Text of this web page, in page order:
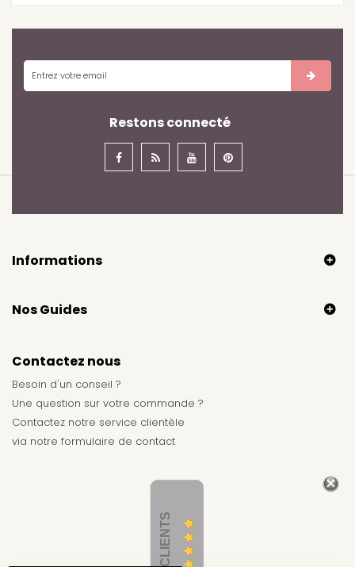
Restons connecté
Informations
Nos Guides
Contactez nous
Besoin d'un conseil ?
Une question sur votre commande ?
Contactez notre service clientèle
via notre formulaire de contact